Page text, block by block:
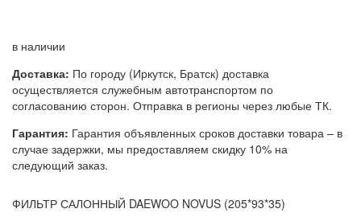
в наличии
Доставка: По городу (Иркутск, Братск) доставка
осуществляется служебным автотранспортом по
согласованию сторон. Отправка в регионы через любые ТК.
Гарантия: Гарантия объявленных сроков доставки товара – в
случае задержки, мы предоставляем скидку 10% на
следующий заказ.
ФИЛЬТР САЛОННЫЙ DAEWOO NOVUS (205*93*35)